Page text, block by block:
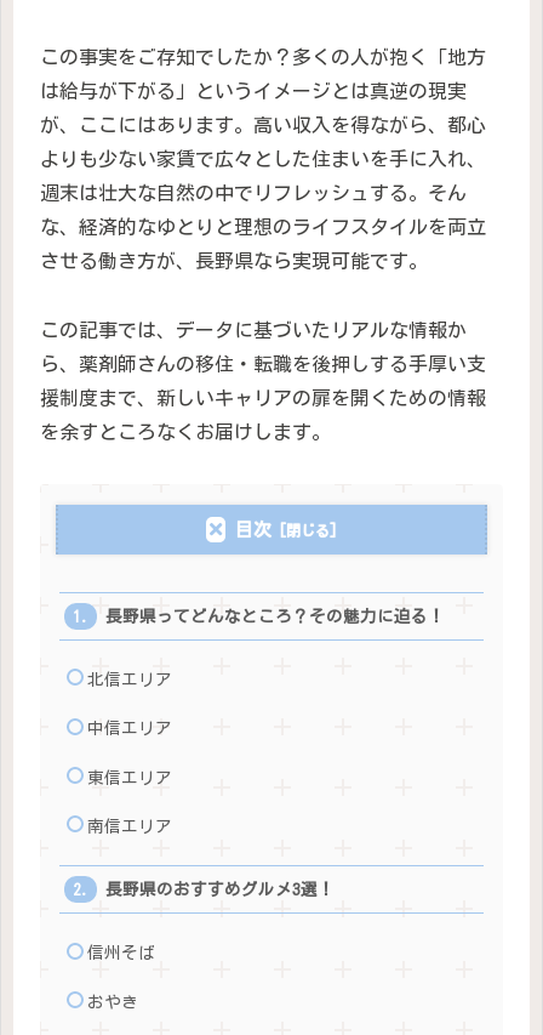
この事実をご存知でしたか？多くの人が抱く「地方
は給与が下がる」というイメージとは真逆の現実
が、ここにはあります。高い収入を得ながら、都心
よりも少ない家賃で広々とした住まいを手に入れ、
週末は壮大な自然の中でリフレッシュする。そん
な、経済的なゆとりと理想のライフスタイルを両立
させる働き方が、長野県なら実現可能です。
この記事では、データに基づいたリアルな情報か
ら、薬剤師さんの移住・転職を後押しする手厚い支
援制度まで、新しいキャリアの扉を開くための情報
を余すところなくお届けします。
目次
長野県ってどんなところ？その魅力に迫る！
北信エリア
中信エリア
東信エリア
南信エリア
長野県のおすすめグルメ3選！
信州そば
おやき